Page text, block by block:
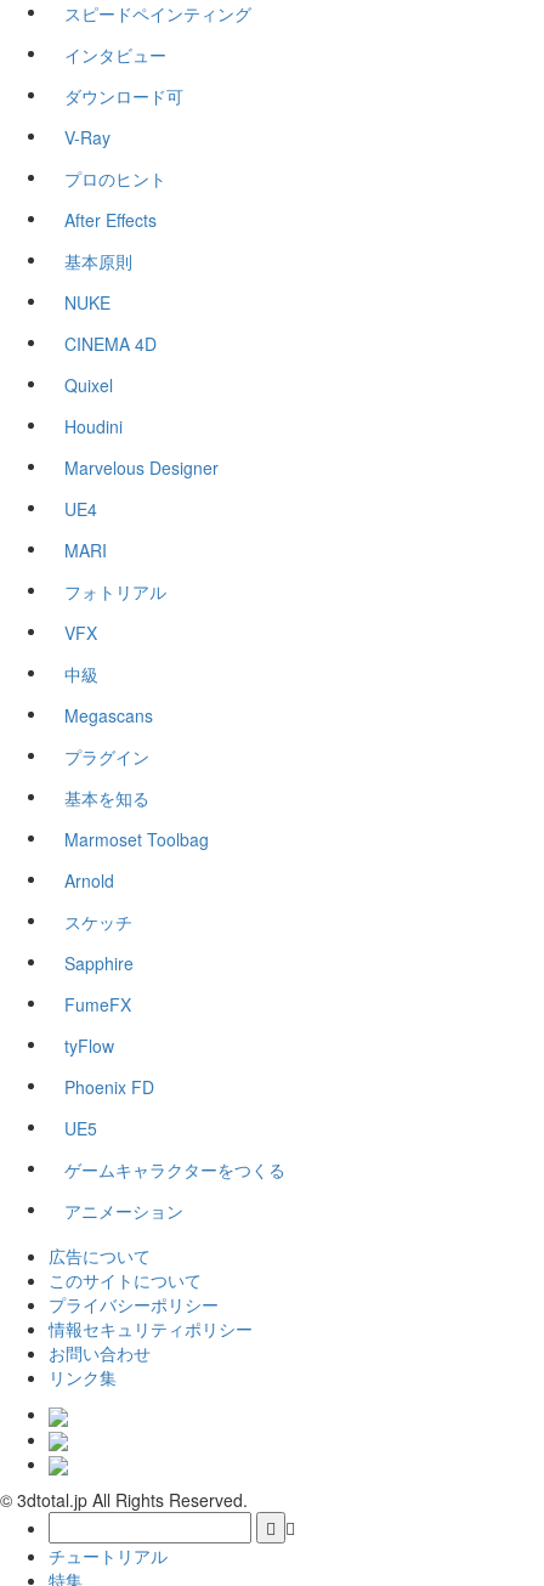
スピードペインティング
インタビュー
ダウンロード可
V-Ray
プロのヒント
After Effects
基本原則
NUKE
CINEMA 4D
Quixel
Houdini
Marvelous Designer
UE4
MARI
フォトリアル
VFX
中級
Megascans
プラグイン
基本を知る
Marmoset Toolbag
Arnold
スケッチ
Sapphire
FumeFX
tyFlow
Phoenix FD
UE5
ゲームキャラクターをつくる
アニメーション
広告について
このサイトについて
プライバシーポリシー
情報セキュリティポリシー
お問い合わせ
リンク集
© 3dtotal.jp All Rights Reserved.
チュートリアル
特集